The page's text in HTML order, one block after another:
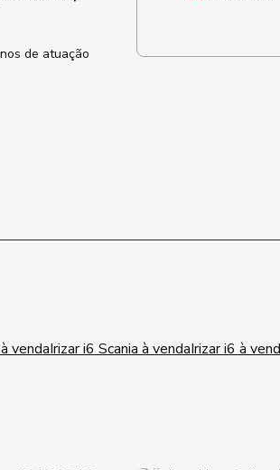
de atuação
vendaIrizar i6 Scania à vendaIrizar i6 à